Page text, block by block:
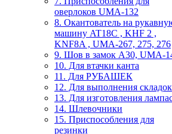
оверлоков UMA-132
8. Окантователь на
машину AT18C , KHF 2 ,
KNF8A , UMA-267, 275, 276
9. Шов в замок А30, UMA-
10. Для втачки канта
11. Для РУБАШЕК
12. Для выполнения складок
13. Для изготовления
14. Шлевочники
15. Приспособления для
резинки